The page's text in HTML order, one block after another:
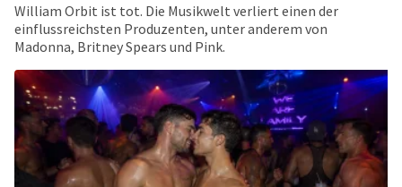
William Orbit ist tot. Die Musikwelt verliert einen der
einflussreichsten Produzenten, unter anderem von
Madonna, Britney Spears und Pink.